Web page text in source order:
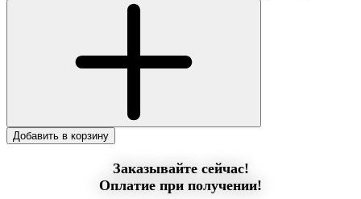
Добавить в корзину
Заказывайте сейчас!
Оплатие при получении!